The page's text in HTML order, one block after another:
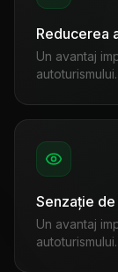
Reducerea
Un avantaj
autoturismului.
Senzație
Un avantaj
autoturismului.